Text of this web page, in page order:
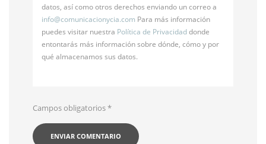
datos, así como otros derechos enviando un correo a
info@comunicacionycia.com Para más información
puedes visitar nuestra Política de Privacidaddonde
entontarás más información sobre dónde, cómo y por
qué almacenamos sus datos.
Campos obligatorios*